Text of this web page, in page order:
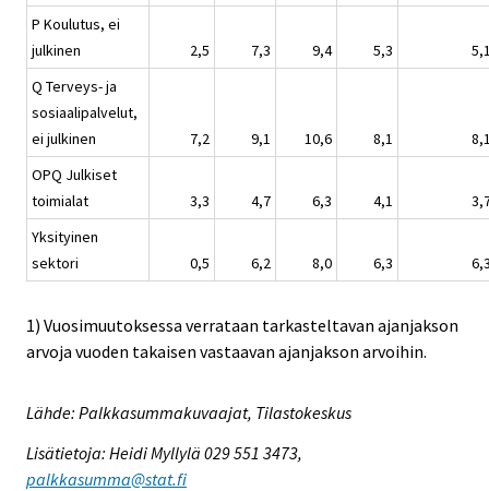
P Koulutus, ei
julkinen
2,5 7,3 9,4 5,3
Q Terveys- ja
sosiaalipalvelut,
ei julkinen
7,2 9,1 10,6 8,1
OPQ Julkiset
toimialat
3,3 4,7 6,3 4,1
Yksityinen
sektori
0,5 6,2 8,0 6,3
1) Vuosimuutoksessa verrataan tarkasteltavan ajanjakson
arvoja vuoden takaisen vastaavan ajanjakson arvoihin.
Lähde: Palkkasummakuvaajat, Tilastokeskus
Lisätietoja: Heidi Myllylä 029 551 3473,
palkkasumma@stat.fi